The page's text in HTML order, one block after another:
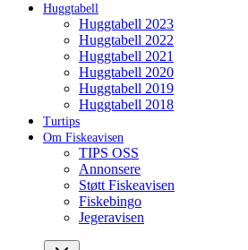
Huggtabell
Huggtabell 2023
Huggtabell 2022
Huggtabell 2021
Huggtabell 2020
Huggtabell 2019
Huggtabell 2018
Turtips
Om Fiskeavisen
TIPS OSS
Annonsere
Støtt Fiskeavisen
Fiskebingo
Jegeravisen